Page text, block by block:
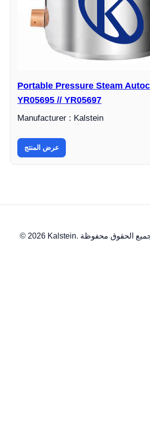
Portable Pressure Steam
YR05695 // YR05697
Manufacturer : Kalstein
عرض المنتج